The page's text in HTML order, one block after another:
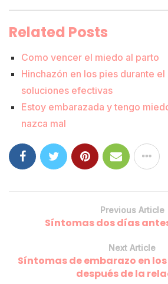
Related Posts
Como vencer el miedo al parto
Hinchazón en los pies durante
soluciones efectivas
Estoy embarazada y tengo
nazca mal
Previous Article
Síntomas dos días
Next Article
Síntomas de embarazo en
después de la